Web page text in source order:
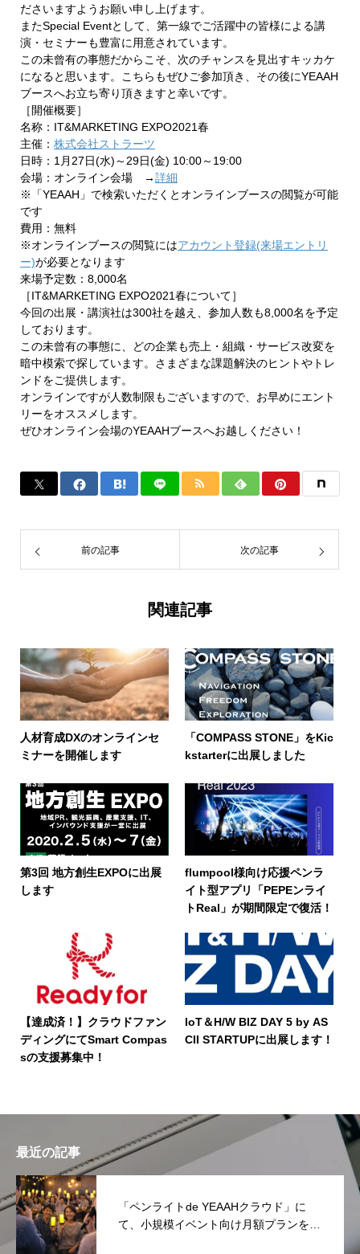
ださいますようお願い申し上げます。
またSpecial Eventとして、第一線でご活躍中の皆様による講
演・セミナーも豊富に用意されています。
この未曾有の事態だからこそ、次のチャンスを見出すキッカケ
になると思います。こちらもぜひご参加頂き、その後にYEAAH
ブースへお立ち寄り頂きますと幸いです。
［開催概要］
名称：IT&MARKETING EXPO2021春
主催： 株式会社ストラーツ
日時：1月27日(水)～29日(金) 10:00～19:00
会場：オンライン会場 →詳細
※「YEAAH」で検索いただくとオンラインブースの閲覧が可能
です
費用：無料
※オンラインブースの閲覧にはアカウント登録(来場エントリ
ー)が必要となります
来場予定数：8,000名
［IT&MARKETING EXPO2021春について］
今回の出展・講演社は300社を越え、参加人数も8,000名を予定
しております。
この未曾有の事態に、どの企業も売上・組織・サービス改変を
暗中模索で探しています。さまざまな課題解決のヒントやトレ
ンドをご提供します。
オンラインですが人数制限もございますので、お早めにエント
リーをオススメします。
ぜひオンライン会場のYEAAHブースへお越しください！
前の記事 次の記事
関連記事
人材育成DXのオンラインセ
ミナーを開催します
「COMPASS STONE」をKic
kstarterに出展しました
第3回 地方創生EXPOに出展
します
flumpool様向け応援ペンラ
イト型アプリ「PEPEンライ
トReal」が期間限定で復活！
【達成済！】クラウドファン
ディングにてSmart Compas
sの支援募集中！
IoT＆H/W BIZ DAY 5 by AS
CII STARTUPに出展します！
最近の記事
「ペンライトde YEAAHクラウド」に
て、小規模イベント向け月額プランを提